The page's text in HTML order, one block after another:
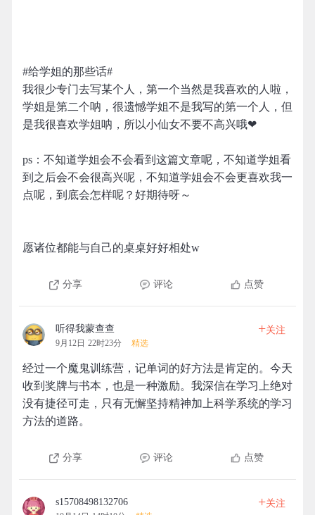
#给学姐的那些话#
我很少专门去写某个人，第一个当然是我喜欢的人啦，
学姐是第二个呐，很遗憾学姐不是我写的第一个人，但
是我很喜欢学姐呐，所以小仙女不要不高兴哦❤
ps：不知道学姐会不会看到这篇文章呢，不知道学姐看
到之后会不会很高兴呢，不知道学姐会不会更喜欢我一
点呢，到底会怎样呢？好期待呀～
愿诸位都能与自己的桌桌好好相处w
分享 评论 点赞
听得我蒙查查
9月12日 22时23分 精选
+关注
经过一个魔鬼训练营，记单词的好方法是肯定的。今天
收到奖牌与书本，也是一种激励。我深信在学习上绝对
没有捷径可走，只有无懈坚持精神加上科学系统的学习
方法的道路。
分享 评论 点赞
s15708498132706 +关注